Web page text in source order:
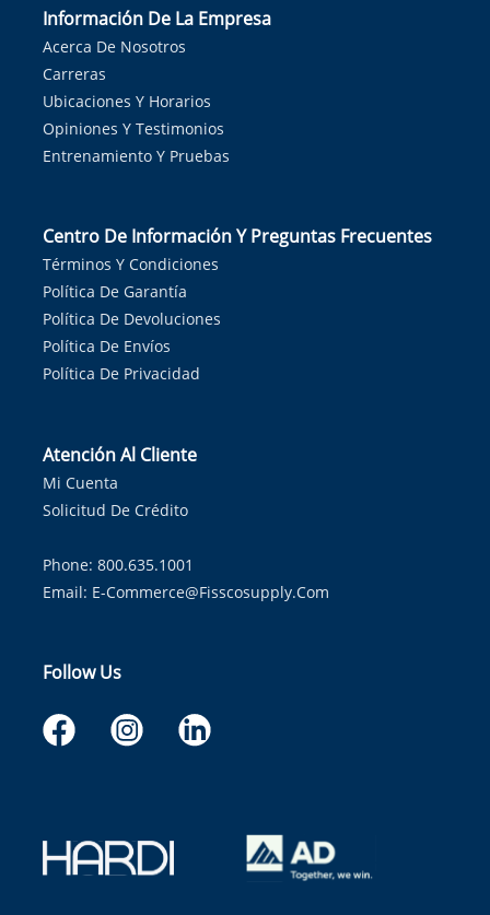
Información De La Empresa
Acerca De Nosotros
Carreras
Ubicaciones Y Horarios
Opiniones Y Testimonios
Entrenamiento Y Pruebas
Centro De Información Y Preguntas Frecuentes
Términos Y Condiciones
Política De Garantía
Política De Devoluciones
Política De Envíos
Política De Privacidad
Atención Al Cliente
Mi Cuenta
Solicitud De Crédito
Phone: 800.635.1001
Email: E-Commerce@fisscosupply.com
Follow Us